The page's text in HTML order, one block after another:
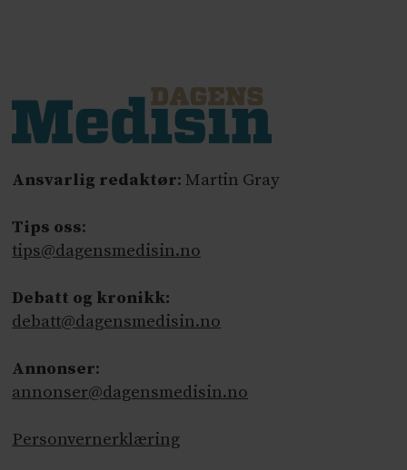
Ansvarlig redaktør: Martin Gray
Tips oss:
tips@dagensmedisin.no
Debatt og kronikk:
debatt@dagensmedisin.no
Annonser:
annonser@dagensmedisin.no
Personvernerklæring